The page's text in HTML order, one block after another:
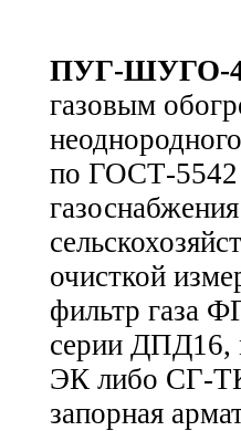
ПУГ-ШУГО-
газовым
по ГОСТ-5542
очисткой
фильтр газа
серии ДПД16,
ЭК либо СГ-ТК
запорная